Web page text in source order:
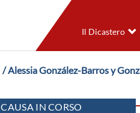
Il Dicastero
/ Alessia González-Barros y
CAUSA IN CORSO